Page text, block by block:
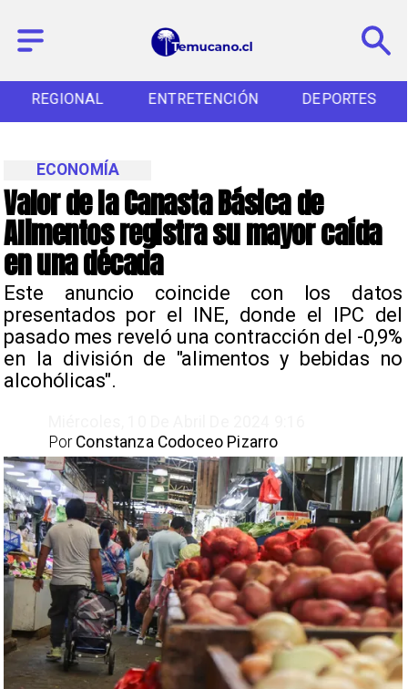
REGIONAL ENTRETENCIÓN DEPORTES
Valor de la Canasta Básica de
Alimentos registra su mayor caída
en una década
​Este anuncio coincide con los datos
presentados por el INE, donde el IPC del
pasado mes reveló una contracción del -0,9%
en la división de "alimentos y bebidas no
alcohólicas".
ECONOMÍA
Constanza Codoceo Pizarro
Por